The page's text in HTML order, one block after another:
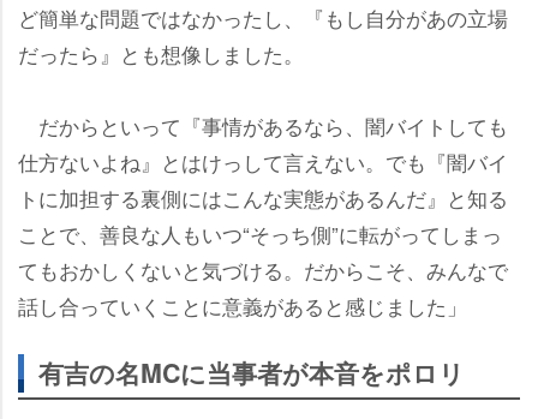
ど簡単な問題ではなかったし、『もし自分があの立場
だったら』とも想像しました。
だからといって『事情があるなら、闇バイトしても
仕方ないよね』とはけっして言えない。でも『闇バイ
トに加担する裏側にはこんな実態があるんだ』と知る
ことで、善良な人もいつ“そっち側”に転がってしまっ
てもおかしくないと気づける。だからこそ、みんなで
話し合っていくことに意義があると感じました」
有吉の名MCに当事者が本音をポロリ